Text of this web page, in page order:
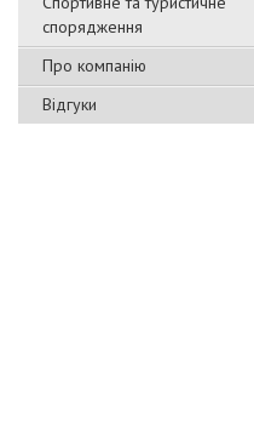
спорядження
Про компанію
Відгуки